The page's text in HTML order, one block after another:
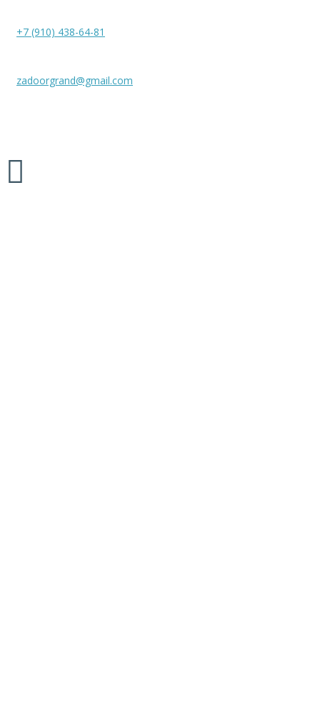
+7 (910) 438-64-81
zadoorgrand@gmail.com